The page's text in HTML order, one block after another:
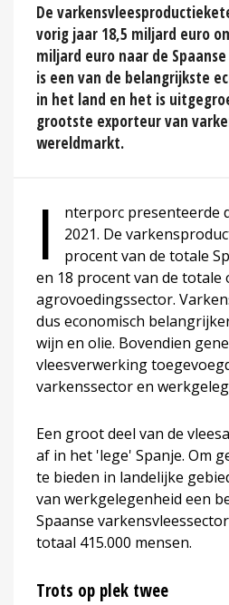
De
vorig jaar 18,5 miljard euro
miljard euro naar de
is een van de belangrijkste
in het land en het is
grootste exporteur van
wereldmarkt.
I
nterporc presenteerde
2021. De
procent van de totale
en 18 procent van de totale
agrovoedingssector.
dus economisch
wijn en olie. Bovendien
vleesverwerking
varkenssector en
Een groot deel van de
af in het 'lege' Spanje. Om
te bieden in landelijke
van werkgelegenheid een
Spaanse
totaal 415.000 mensen.
Trots op plek twee